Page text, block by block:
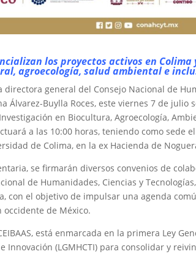
los proyectos activos en
agroecología, salud ambiental e
directora general del Consejo Nacional de
Álvarez-Buylla Roces, este viernes 7 de
en Biocultura, Agroecología,
a las 10:00 horas, teniendo como sede
de Colima, en la ex Hacienda de
se firmarán diversos convenios de
de Humanidades, Ciencias y
con el objetivo de impulsar una agenda
de México.
está enmarcada en la primera Ley
Innovación (LGMHCTI) para consolidar y